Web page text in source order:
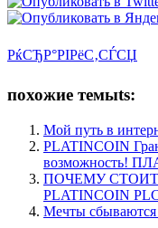
РќСЂР°РІРёС‚СЃСЏ
похожие темыts:
Мой путь в
PLATINCOIN
возможность!
ПОЧЕМУ
PLATINCOIN
Мечты